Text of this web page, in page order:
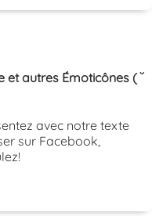
autres Émoticônes ( ˘
avec notre texte
sur Facebook,